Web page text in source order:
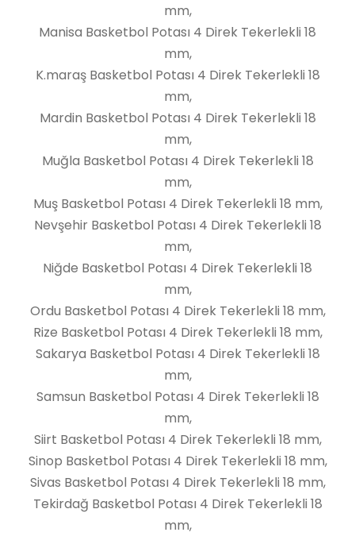
mm,
Manisa Basketbol Potası 4 Direk Tekerlekli 18
mm,
K.maraş Basketbol Potası 4 Direk Tekerlekli 18
mm,
Mardin Basketbol Potası 4 Direk Tekerlekli 18
mm,
Muğla Basketbol Potası 4 Direk Tekerlekli 18
mm,
Muş Basketbol Potası 4 Direk Tekerlekli 18 mm,
Nevşehir Basketbol Potası 4 Direk Tekerlekli 18
mm,
Niğde Basketbol Potası 4 Direk Tekerlekli 18
mm,
Ordu Basketbol Potası 4 Direk Tekerlekli 18 mm,
Rize Basketbol Potası 4 Direk Tekerlekli 18 mm,
Sakarya Basketbol Potası 4 Direk Tekerlekli 18
mm,
Samsun Basketbol Potası 4 Direk Tekerlekli 18
mm,
Siirt Basketbol Potası 4 Direk Tekerlekli 18 mm,
Sinop Basketbol Potası 4 Direk Tekerlekli 18 mm,
Sivas Basketbol Potası 4 Direk Tekerlekli 18 mm,
Tekirdağ Basketbol Potası 4 Direk Tekerlekli 18
mm,